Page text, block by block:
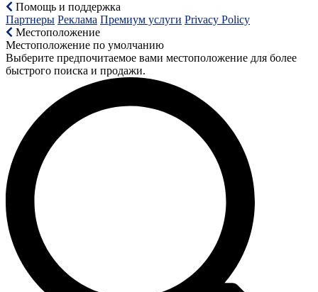
Помощь и поддержка
Партнеры Реклама Премиум услуги Privacy Policy
Местоположение
Местоположение по умолчанию
Выберите предпочитаемое вами местоположение для более
быстрого поиска и продажи.